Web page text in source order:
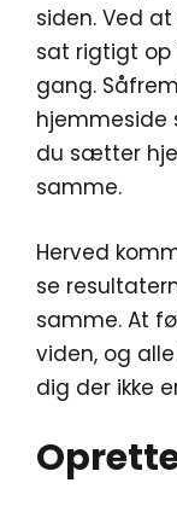
siden. Ved
sat rigtigt op
gang.
hjemmeside
du sætter
samme.
Herved
se
samme. At
viden, og
dig der ikke